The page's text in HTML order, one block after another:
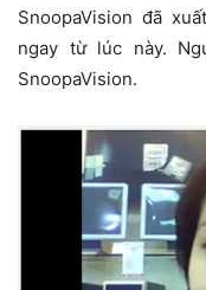
SnoopaVision đã
ngay từ lúc này.
SnoopaVision.